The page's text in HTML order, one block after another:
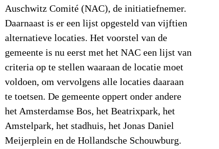
Auschwitz Comité (NAC), de initiatiefnemer.
Daarnaast is er een lijst opgesteld van vijftien
alternatieve locaties. Het voorstel van de
gemeente is nu eerst met het NAC een lijst van
criteria op te stellen waaraan de locatie moet
voldoen, om vervolgens alle locaties daaraan
te toetsen. De gemeente oppert onder andere
het Amsterdamse Bos, het Beatrixpark, het
Amstelpark, het stadhuis, het Jonas Daniel
Meijerplein en de Hollandsche Schouwburg.